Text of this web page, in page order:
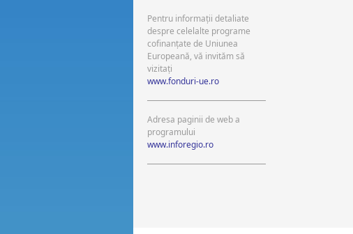
Pentru informaţii detaliate
despre celelalte programe
cofinanţate de Uniunea
Europeană, vă invităm să
vizitaţi
www.fonduri-ue.ro
Adresa paginii de web a
programului
www.inforegio.ro